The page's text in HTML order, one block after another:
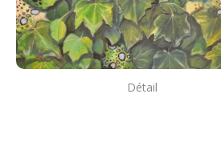
Détail